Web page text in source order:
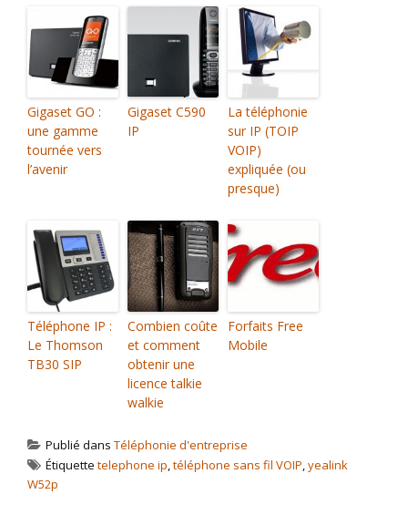
Gigaset GO :
une gamme
tournée vers
l’avenir
Gigaset C590
IP
La téléphonie
sur IP (TOIP
VOIP)
expliquée (ou
presque)
Téléphone IP :
Le Thomson
TB30 SIP
Combien coûte
et comment
obtenir une
licence talkie
walkie
Forfaits Free
Mobile
Publié dans Téléphonie d'entreprise
Étiquette telephone ip,téléphone sans fil VOIP,yealink
W52p